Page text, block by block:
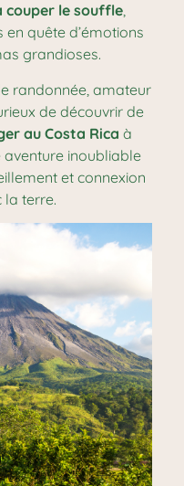
couper le souffle,
quête d’émotions
grandioses.
randonnée, amateur
de découvrir de
au Costa Rica à
aventure inoubliable
et connexion
la terre.